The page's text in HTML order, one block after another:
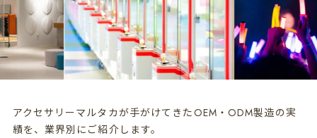
アクセサリーマルタカが手がけてきたOEM・ODM製造の実
績を、業界別にご紹介します。